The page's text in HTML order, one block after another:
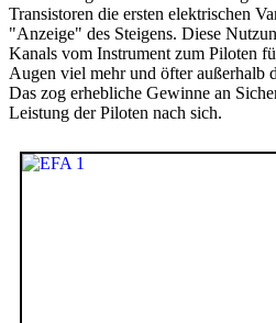
Transistoren die ersten elektrischen
"Anzeige" des Steigens. Diese
Kanals vom Instrument zum Piloten
Augen viel mehr und öfter außerhalb
Das zog erhebliche Gewinne an
Leistung der Piloten nach sich.